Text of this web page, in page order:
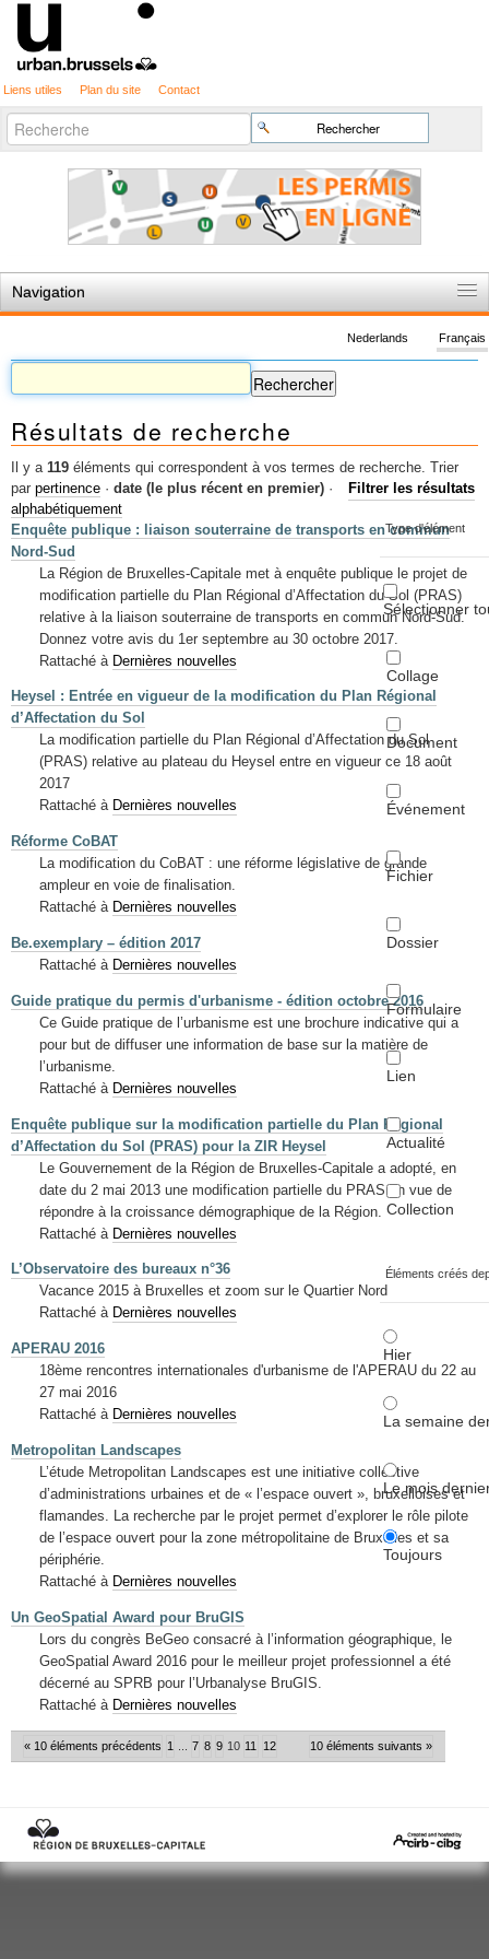
Liens utiles Plan du site Contact
Chercher par
Recherche
avancée…
Navigation
Règles du jeu
Permis d'urbanisme
Cartographie
Etudes et publications
Mots-clés
Renseignements urbanistiques
Français
Nederlands
Résultats de recherche
Il y a 119 éléments qui correspondent à vos termes de recherche.
Filtrer les résultats
Type d'élément
Sélectionner
Collage
Document
Événement
Fichier
Dossier
Formulaire
Lien
Actualité
Collection
Éléments créés
Hier
La semaine
Le mois
Toujours
Trier
par pertinence · date (le plus récent en premier) ·
alphabétiquement
Enquête publique : liaison souterraine de transports en commun
Nord-Sud
La Région de Bruxelles-Capitale met à enquête publique le projet de
modification partielle du Plan Régional d’Affectation du Sol (PRAS)
relative à la liaison souterraine de transports en commun Nord-Sud.
Donnez votre avis du 1er septembre au 30 octobre 2017.
Rattaché à Dernières nouvelles
Heysel : Entrée en vigueur de la modification du Plan Régional
d’Affectation du Sol
La modification partielle du Plan Régional d’Affectation du Sol
(PRAS) relative au plateau du Heysel entre en vigueur ce 18 août
2017
Rattaché à Dernières nouvelles
Réforme CoBAT
La modification du CoBAT : une réforme législative de grande
ampleur en voie de finalisation.
Rattaché à Dernières nouvelles
Be.exemplary – édition 2017
Rattaché à Dernières nouvelles
Guide pratique du permis d'urbanisme - édition octobre 2016
Ce Guide pratique de l’urbanisme est une brochure indicative qui a
pour but de diffuser une information de base sur la matière de
l’urbanisme.
Rattaché à Dernières nouvelles
Enquête publique sur la modification partielle du Plan Régional
d’Affectation du Sol (PRAS) pour la ZIR Heysel
Le Gouvernement de la Région de Bruxelles-Capitale a adopté, en
date du 2 mai 2013 une modification partielle du PRAS en vue de
répondre à la croissance démographique de la Région.
Rattaché à Dernières nouvelles
L’Observatoire des bureaux n°36
Vacance 2015 à Bruxelles et zoom sur le Quartier Nord
Rattaché à Dernières nouvelles
APERAU 2016
18ème rencontres internationales d'urbanisme de l'APERAU du 22 au
27 mai 2016
Rattaché à Dernières nouvelles
Metropolitan Landscapes
L’étude Metropolitan Landscapes est une initiative collective
d’administrations urbaines et de « l’espace ouvert », bruxelloises et
flamandes. La recherche par le projet permet d’explorer le rôle pilote
de l’espace ouvert pour la zone métropolitaine de Bruxelles et sa
périphérie.
Rattaché à Dernières nouvelles
Un GeoSpatial Award pour BruGIS
Lors du congrès BeGeo consacré à l’information géographique, le
GeoSpatial Award 2016 pour le meilleur projet professionnel a été
décerné au SPRB pour l’Urbanalyse BruGIS.
Rattaché à Dernières nouvelles
« 10 éléments précédents 10 éléments suivants »
1 7 8 9 10 11 12